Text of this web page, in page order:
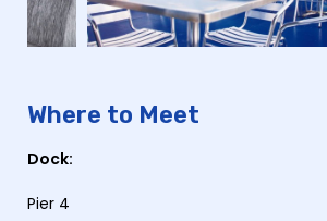
Where to Meet
Dock:
Pier 4